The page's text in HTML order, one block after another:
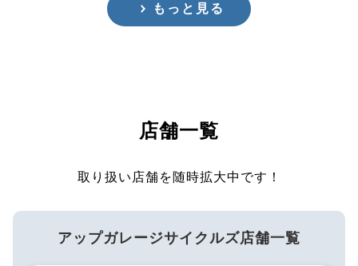
もっと見る
店舗一覧
取り扱い店舗を随時拡大中です！
アップガレージサイクルズ店舗一覧